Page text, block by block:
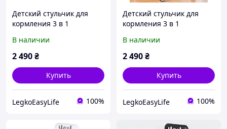
Детский стульчик для
кормления 3 в 1
розовый
В наличии
2 490₴
Купить
LegkoEasyLife 100%
Детский стульчик для
кормления 3 в 1
голубой
В наличии
2 490₴
Купить
LegkoEasyLife 100%